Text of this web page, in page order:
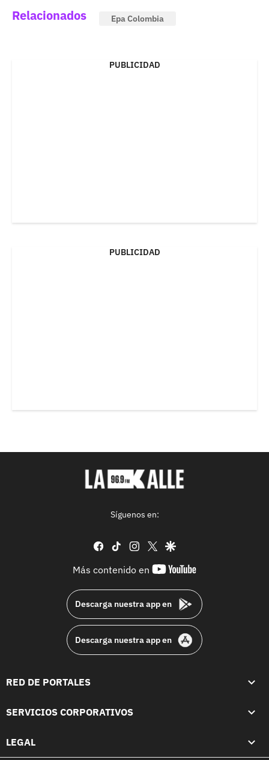
Relacionados Epa Colombia
PUBLICIDAD
PUBLICIDAD
Síguenos en:
facebook
tiktok instagram
twittergoogle
Más contenido en
youtube-
Descarga nuestra app en
Descarga nuestra app en
RED DE PORTALES
SERVICIOS CORPORATIVOS
LEGAL